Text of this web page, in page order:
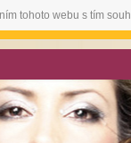
tohoto webu s tím